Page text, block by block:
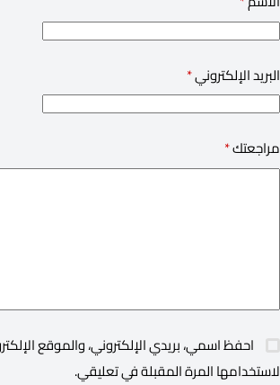
البريد الإلكتروني*
مراجعتك*
احفظ اسمي، بريدي الإلكتروني، والموقع
لاستخدامها المرة المقبلة في تعليقي.